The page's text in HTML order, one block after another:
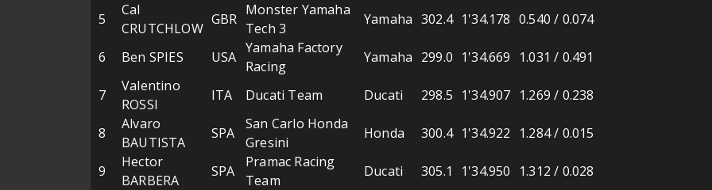
5
Cal
CRUTCHLOW
GBR
Monster Yamaha
Tech 3
Yamaha 302.4 1'34.178 0.540 / 0.074
6 Ben SPIES USA
Yamaha Factory
Racing
Yamaha 299.0 1'34.669 1.031 / 0.491
7
Valentino
ROSSI
ITA Ducati Team Ducati 298.5 1'34.907 1.269 / 0.238
8
Alvaro
BAUTISTA
SPA
San Carlo Honda
Gresini
Honda 300.4 1'34.922 1.284 / 0.015
9
Hector
BARBERA
SPA
Pramac Racing
Team
Ducati 305.1 1'34.950 1.312 / 0.028